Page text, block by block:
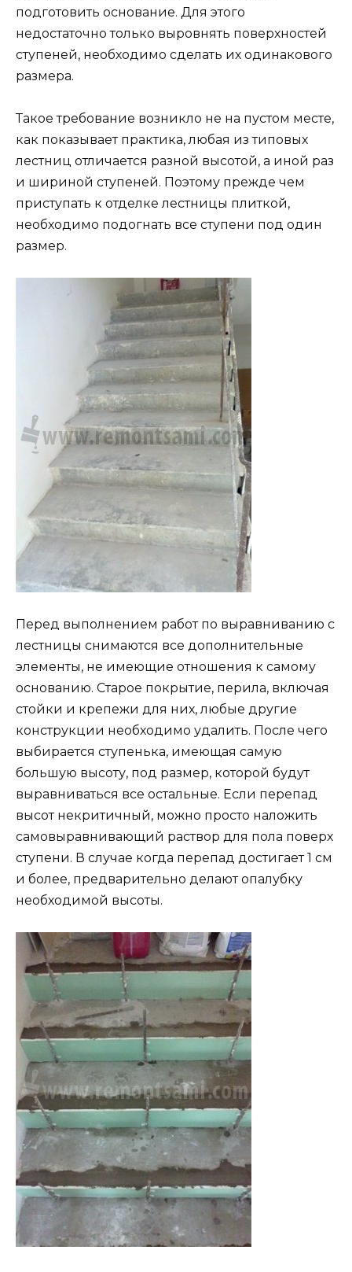
подготовить основание. Для этого
недостаточно только выровнять поверхностей
ступеней, необходимо сделать их одинакового
размера.
Такое требование возникло не на пустом месте,
как показывает практика, любая из типовых
лестниц отличается разной высотой, а иной раз
и шириной ступеней. Поэтому прежде чем
приступать к отделке лестницы плиткой,
необходимо подогнать все ступени под один
размер.
Перед выполнением работ по выравниванию с
лестницы снимаются все дополнительные
элементы, не имеющие отношения к самому
основанию. Старое покрытие, перила, включая
стойки и крепежи для них, любые другие
конструкции необходимо удалить. После чего
выбирается ступенька, имеющая самую
большую высоту, под размер, которой будут
выравниваться все остальные. Если перепад
высот некритичный, можно просто наложить
самовыравнивающий раствор для пола поверх
ступени. В случае когда перепад достигает 1 см
и более, предварительно делают опалубку
необходимой высоты.